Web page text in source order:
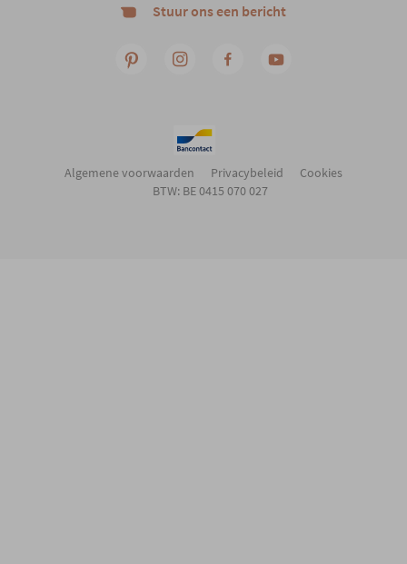
Stuur ons een bericht
Algemene voorwaarden Privacybeleid
Cookies
BTW: BE 0415 070 027